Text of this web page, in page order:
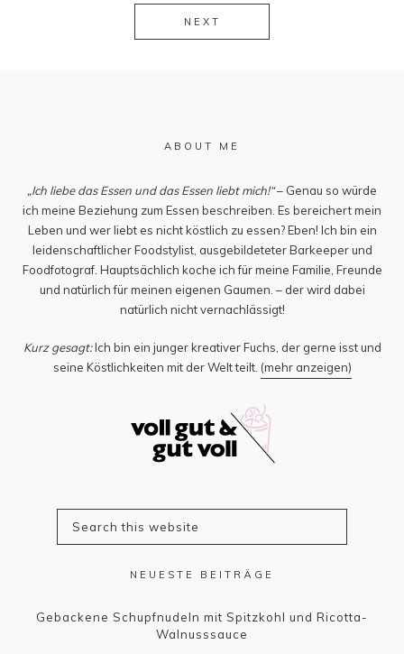
NEXT
ABOUT ME
„Ich liebe das Essen und das Essen liebt mich!“– Genau so würde
ich meine Beziehung zum Essen beschreiben. Es bereichert mein
Leben und wer liebt es nicht köstlich zu essen? Eben! Ich bin ein
leidenschaftlicher Foodstylist, ausgebildeteter Barkeeper und
Foodfotograf. Hauptsächlich koche ich für meine Familie, Freunde
und natürlich für meinen eigenen Gaumen. – der wird dabei
natürlich nicht vernachlässigt!
Kurz gesagt:Ich bin ein junger kreativer Fuchs, der gerne isst und
seine Köstlichkeiten mit der Welt teilt. (mehr anzeigen)
NEUESTE BEITRÄGE
Gebackene Schupfnudeln mit Spitzkohl und Ricotta-
Walnusssauce